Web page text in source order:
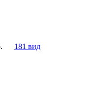
181 вид